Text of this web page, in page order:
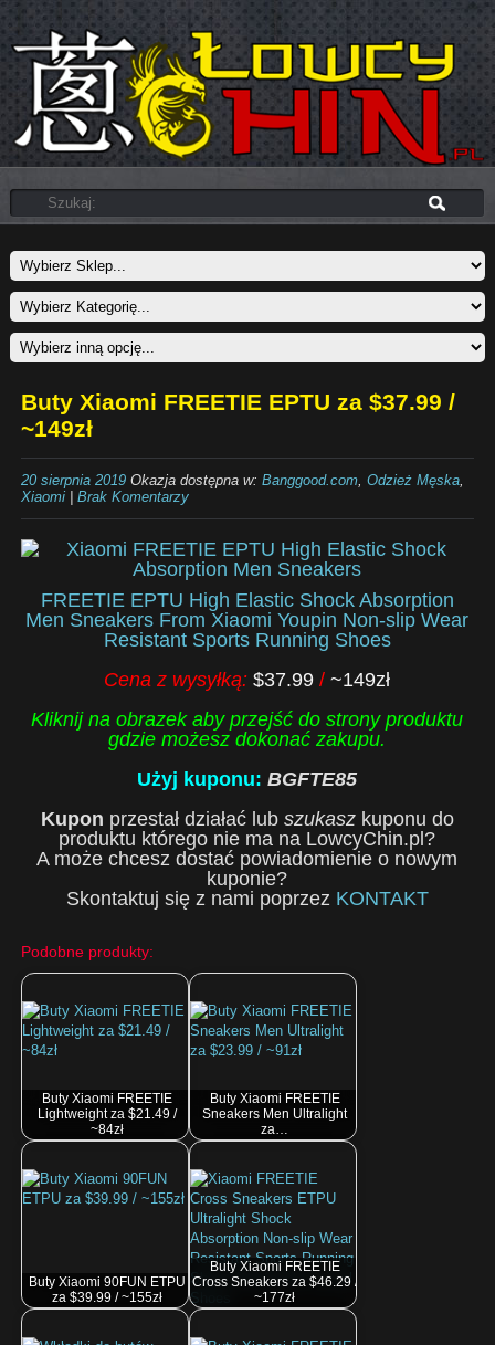
Buty Xiaomi FREETIE EPTU za $37.99 /
~149zł
20 sierpnia 2019Okazja dostępna w: Banggood.com, Odzież Męska,
Xiaomi| Brak Komentarzy
FREETIE EPTU High Elastic Shock Absorption
Men Sneakers From Xiaomi Youpin Non-slip Wear
Resistant Sports Running Shoes
Cena z wysyłką:$37.99/~149zł
Kliknij na obrazek aby przejść do strony produktu
gdzie możesz dokonać zakupu.
Użyj kuponu: BGFTE85
Kupon przestał działać lub szukaszkuponu do
produktu którego nie ma na LowcyChin.pl?
A może chcesz dostać powiadomienie o nowym
kuponie?
Skontaktuj się z nami poprzez KONTAKT
Podobne produkty:
Buty Xiaomi FREETIE
Lightweight za $21.49 /
~84zł
Buty Xiaomi FREETIE
Sneakers Men Ultralight
za…
Buty Xiaomi 90FUN ETPU
za $39.99 / ~155zł
Buty Xiaomi FREETIE
Cross Sneakers za $46.29 /
~177zł